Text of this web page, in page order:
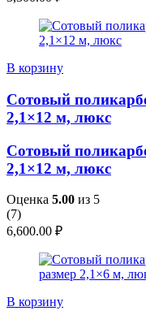
В корзину
Сотовый
2,1×12 м, люкс
Сотовый
2,1×12 м, люкс
Оценка 5.00 из 5
(7)
6,600.00 ₽
В корзину